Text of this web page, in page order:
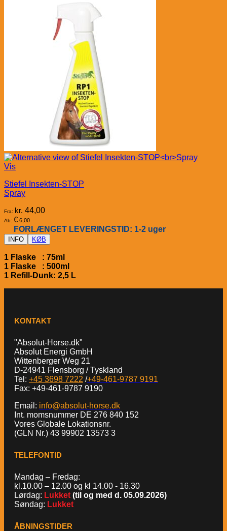
Vis
Stiefel Insekten-STOP
Spray
Fra: kr. 44,00
Ab: € 6,00
FORLÆNGET LEVERINGSTID: 1-2 uger
INFO KØB
1 Flaske : 75ml
1 Flaske : 500ml
1 Refill-Dunk: 2,5 L
KONTAKT
"Absolut-Horse.dk"
Absolut Energi GmbH
Wittenberger Weg 21
D-24941 Flensborg / Tyskland
Tel: +45 3698 7222 /+49-461-9787 9191
Fax: +49-461-9787 9190
Email: info@absolut-horse.dk
Int. momsnummer DE 276 840 152
Vores Globale Lokationsnr.
(GLN Nr.) 43 99902 13573 3
TELEFONTID
Mandag – Fredag:
kl.10.00 – 12.00 og kl 14.00 - 16.30
Lørdag: Lukket (til og med d. 05.09.2026)
Søndag: Lukket
ÅBNINGSTIDER